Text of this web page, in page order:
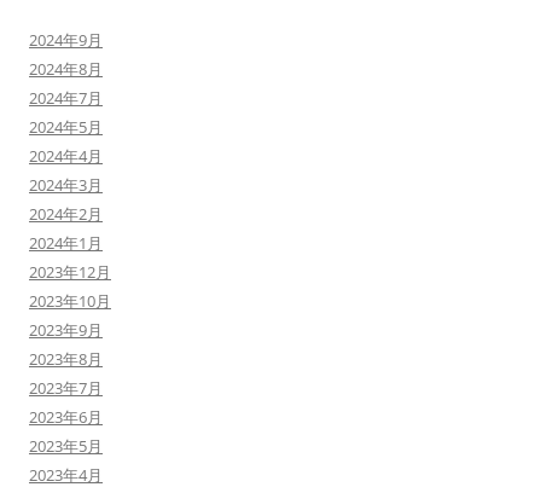
2024年9月
2024年8月
2024年7月
2024年5月
2024年4月
2024年3月
2024年2月
2024年1月
2023年12月
2023年10月
2023年9月
2023年8月
2023年7月
2023年6月
2023年5月
2023年4月